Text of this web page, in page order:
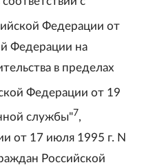
Федерации от
Федерации на
в пределах
Федерации от 19
службы"7,
от 17 июля 1995 г. N
Российской